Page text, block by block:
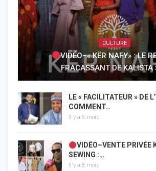
CULTURE
VIDÉO–« KËR NAFY» : LE
FRACASSANT DE KALISTA
LE « FACILITATEUR » DE
COMMENT…
Il y a 8 mois
VIDÉO–VENTE PRIVÉE
SEWING :…
Il y a 8 mois